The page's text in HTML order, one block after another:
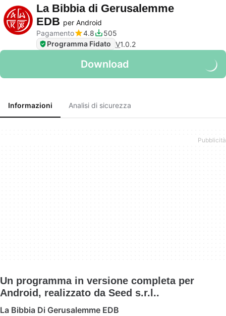
La Bibbia di Gerusalemme
EDB per Android
Pagamento
4.8
505
Programma Fidato V1.0.2
Download
Informazioni Analisi di sicurezza
Un programma in versione completa per
Android, realizzato da Seed s.r.l..
La Bibbia Di Gerusalemme EDB